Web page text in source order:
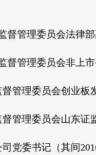
督管理委员会法律
督管理委员会非上
管理委员会创业板
管理委员会山东证
党委书记（其间